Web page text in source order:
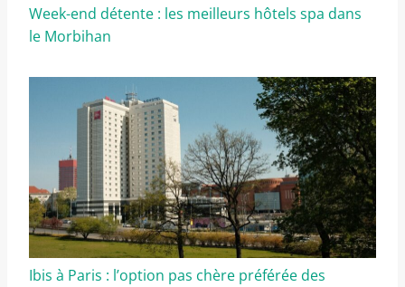
Week-end détente : les meilleurs hôtels spa dans
le Morbihan
Ibis à Paris : l’option pas chère préférée des